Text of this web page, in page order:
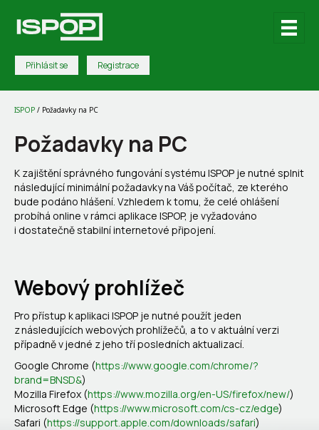
Přihlásit se Registrace
ISPOP / Požadavky na PC
Požadavky na PC
K zajištění správného fungování systému ISPOP je nutné splnit
následující minimální požadavky na Váš počítač, ze kterého
bude podáno hlášení. Vzhledem k tomu, že celé ohlášení
probíhá online v rámci aplikace ISPOP, je vyžadováno
i dostatečně stabilní internetové připojení.
Webový prohlížeč
Pro přístup k aplikaci ISPOP je nutné použít jeden
z následujících webových prohlížečů, a to v aktuální verzi
případně v jedné z jeho tří posledních aktualizací.
Google Chrome (https://www.google.com/chrome/?
brand=BNSD&)
Mozilla Firefox (https://www.mozilla.org/en-US/firefox/new/)
Microsoft Edge (https://www.microsoft.com/cs-cz/edge)
Safari (https://support.apple.com/downloads/safari)